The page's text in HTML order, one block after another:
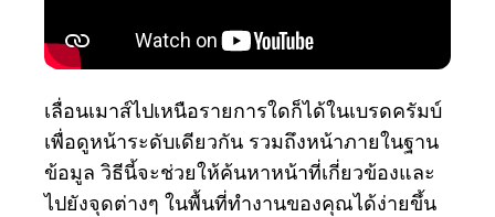
เลื่อนเมาส์ไปเหนือรายการใดก็ได้ในเบรดครัมบ์
เพื่อดูหน้าระดับเดียวกัน รวมถึงหน้าภายในฐาน
ข้อมูล วิธีนี้จะช่วยให้ค้นหาหน้าที่เกี่ยวข้องและ
ไปยังจุดต่างๆ ในพื้นที่ทำงานของคุณได้ง่ายขึ้น